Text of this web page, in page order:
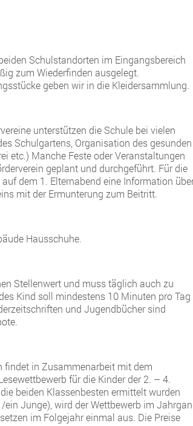
Schulstandorten im Eingangsbereich
zum Wiederfinden ausgelegt.
geben wir in die Kleidersammlung.
unterstützen die Schule bei vielen
Schulgartens, Organisation des gesunden
etc.) Manche Feste oder Veranstaltungen
geplant und durchgeführt. Für die
dem 1. Elternabend eine Information
mit der Ermunterung zum Beitritt.
Hausschuhe.
Stellenwert und muss täglich auch zu
Kind soll mindestens 10 Minuten pro Tag
und Jugendbücher sind
findet in Zusammenarbeit mit dem
für die Kinder der 2. – 4.
beiden Klassenbesten ermittelt wurden
Junge), wird der Wettbewerb im
im Folgejahr einmal aus. Die Preise